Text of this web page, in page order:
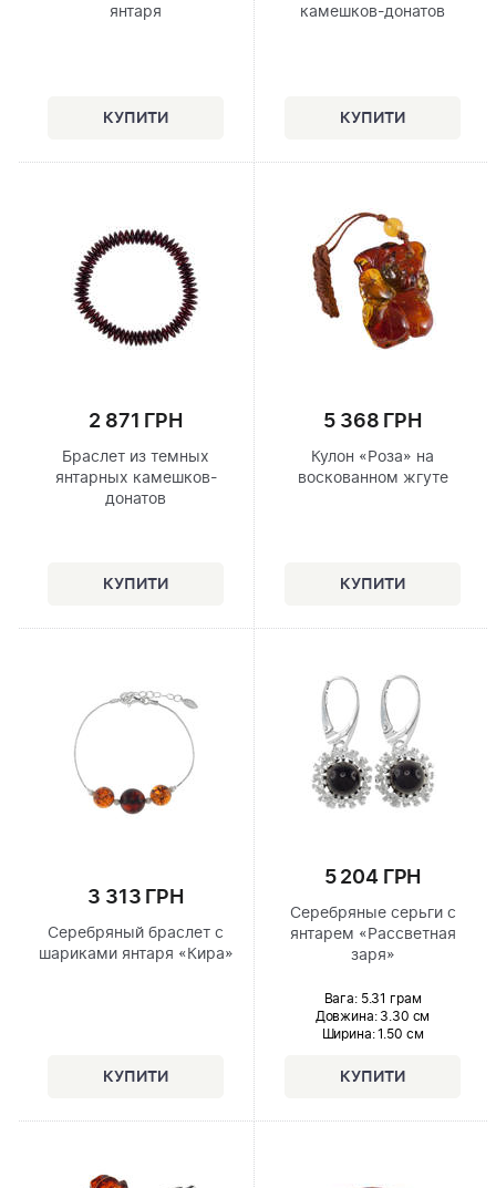
янтаря камешков-донатов
2 871 ГРН
Браслет из темных
янтарных камешков-
донатов
5 368 ГРН
Кулон «Роза» на
воскованном жгуте
3 313 ГРН
Серебряный браслет с
шариками янтаря «Кира»
5 204 ГРН
Серебряные серьги с
янтарем «Рассветная
заря»
Вага: 5.31 грам
Довжина:3.30 см
Ширина: 1.50 см